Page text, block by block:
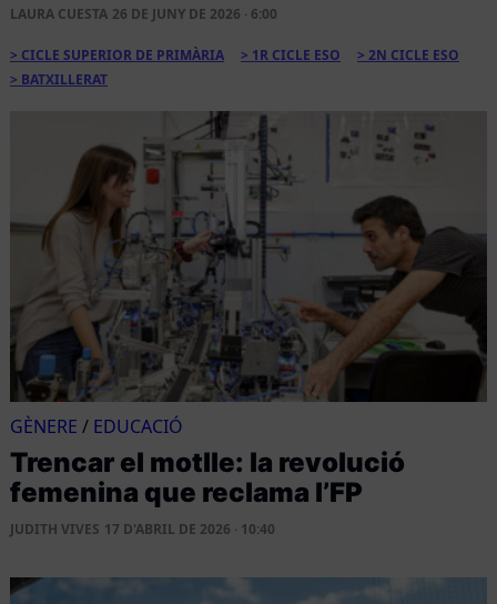
LAURA CUESTA 26 DE JUNY DE 2026 · 6:00
CICLE SUPERIOR DE PRIMÀRIA 1R CICLE ESO
2N CICLE ESO
BATXILLERAT
GÈNERE / EDUCACIÓ
Trencar el motlle: la revolució
femenina que reclama l’FP
JUDITH VIVES 17 D'ABRIL DE 2026 · 10:40